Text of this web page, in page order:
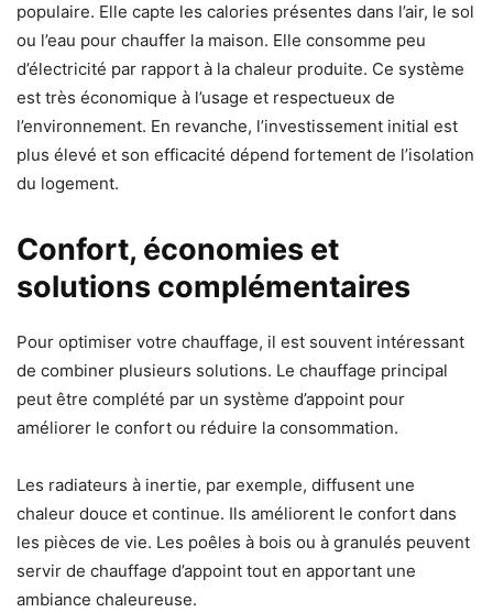
populaire. Elle capte les calories présentes dans l’air, le sol
ou l’eau pour chauffer la maison. Elle consomme peu
d’électricité par rapport à la chaleur produite. Ce système
est très économique à l’usage et respectueux de
l’environnement. En revanche, l’investissement initial est
plus élevé et son efficacité dépend fortement de l’isolation
du logement.
Confort, économies et
solutions complémentaires
Pour optimiser votre chauffage, il est souvent intéressant
de combiner plusieurs solutions. Le chauffage principal
peut être complété par un système d’appoint pour
améliorer le confort ou réduire la consommation.
Les radiateurs à inertie, par exemple, diffusent une
chaleur douce et continue. Ils améliorent le confort dans
les pièces de vie. Les poêles à bois ou à granulés peuvent
servir de chauffage d’appoint tout en apportant une
ambiance chaleureuse.